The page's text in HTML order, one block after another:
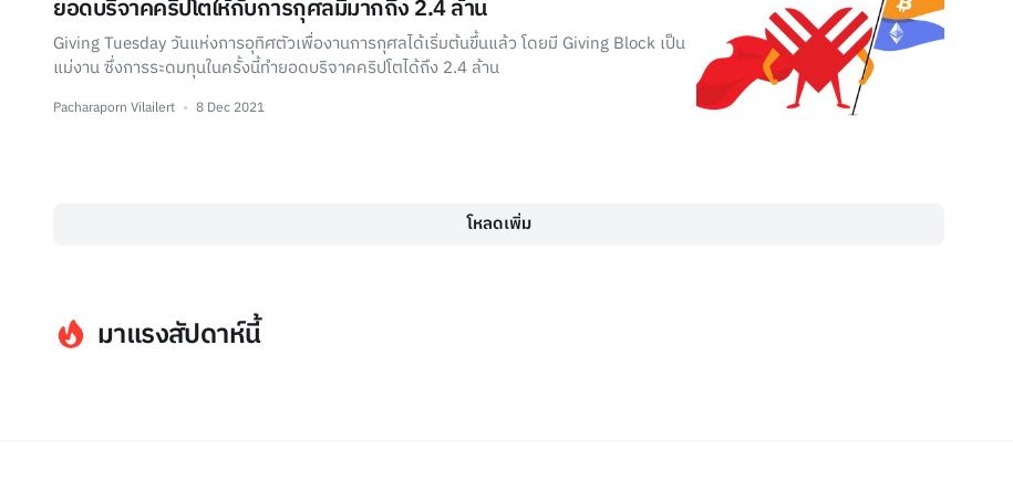
ยอดบริจาคคริปโตให้กับการกุศลมีมากถึง 2.4 ล้าน
Giving Tuesday วันแห่งการอุทิศตัวเพื่องานการกุศลได้เริ่มต้นขึ้นแล้ว โดยมี Giving Block เป็น
แม่งาน ซึ่งการระดมทุนในครั้งนี้ทำยอดบริจาคคริปโตได้ถึง 2.4 ล้าน
Pacharaporn Vilailert 8 Dec 2021
โหลดเพิ่ม
มาแรงสัปดาห์นี้